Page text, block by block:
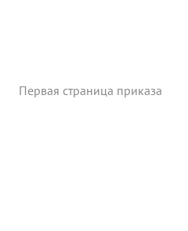
Первая страница приказа